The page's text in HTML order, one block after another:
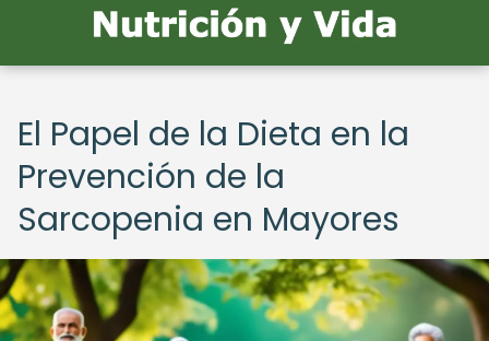
El Papel de la Dieta en la
Prevención de la
Sarcopenia en Mayores